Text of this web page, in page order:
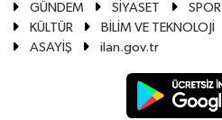
GÜNDEM SİYASET SPOR
KÜLTÜR
BİLİM VE TEKNOLOJİ
ASAYİŞ
ilan.gov.tr